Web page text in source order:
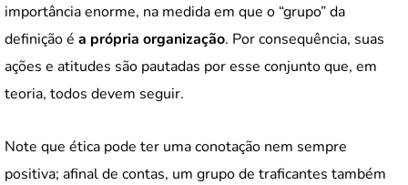
importância enorme, na medida em que o “grupo” da
definição é a própria organização. Por consequência, suas
ações e atitudes são pautadas por esse conjunto que, em
teoria, todos devem seguir.
Note que ética pode ter uma conotação nem sempre
positiva; afinal de contas, um grupo de traficantes também